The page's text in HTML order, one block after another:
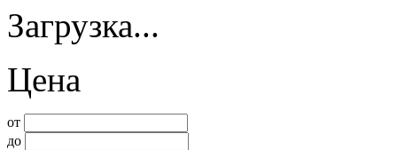
Загрузка...
Цена
от
до